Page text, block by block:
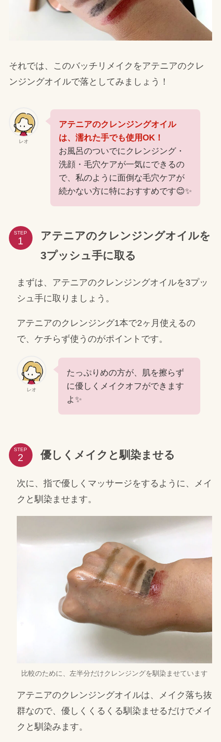
それでは、このバッチリメイクをアテニアのクレ
ンジングオイルで落としてみましょう！
レオ
アテニアのクレンジングオイル
は、濡れた手でも使用OK！
お風呂のついでにクレンジング・
洗顔・毛穴ケアが一気にできるの
で、私のように面倒な毛穴ケアが
続かない方に特におすすめです😊✨
STEP
アテニアのクレンジングオイルを
3プッシュ手に取る
まずは、アテニアのクレンジングオイルを3プッ
シュ手に取りましょう。
アテニアのクレンジング1本で2ヶ月使えるの
で、ケチらず使うのがポイントです。
レオ
たっぷりめの方が、肌を擦らず
に優しくメイクオフができます
よ✨
STEP 優しくメイクと馴染ませる
次に、指で優しくマッサージをするように、メイ
クと馴染ませます。
比較のために、左半分だけクレンジングを馴染ませています
アテニアのクレンジングオイルは、メイク落ち抜
群なので、優しくくるくる馴染ませるだけでメイ
クと馴染みます。